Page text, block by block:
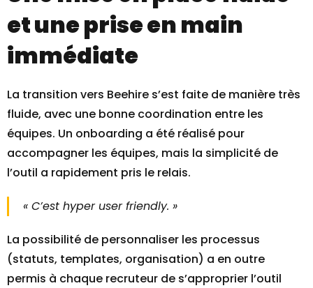
et une prise en main
immédiate
La transition vers Beehire s’est faite de manière très
fluide, avec une bonne coordination entre les
équipes. Un onboarding a été réalisé pour
accompagner les équipes, mais la simplicité de
l’outil a rapidement pris le relais.
« C’est hyper user friendly. »
La possibilité de personnaliser les processus
(statuts, templates, organisation) a en outre
permis à chaque recruteur de s’approprier l’outil